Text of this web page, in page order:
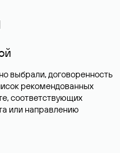
выбрали, договоренность
рекомендованных
соответствующих
или направлению